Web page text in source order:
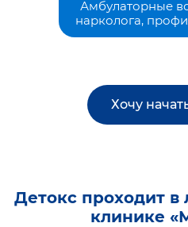
Амбулаторные
нарколога,
Хочу
Детокс проходит в
клинике